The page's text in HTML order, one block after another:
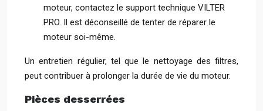
moteur, contactez le support technique VILTER
PRO. Il est déconseillé de tenter de réparer le
moteur soi-même.
Un entretien régulier, tel que le nettoyage des filtres,
peut contribuer à prolonger la durée de vie du moteur.
Pièces desserrées